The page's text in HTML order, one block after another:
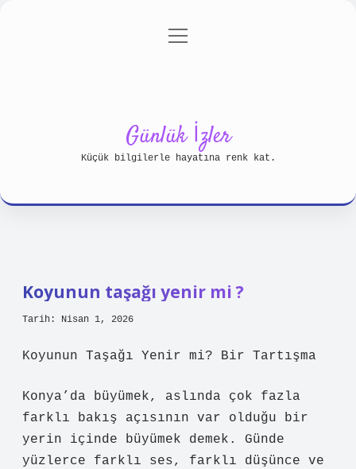
Gizlilik Politikası
menüyü
Günlük İzler
Küçük bilgilerle hayatına renk kat.
Koyunun taşağı yenir mi ?
Tarih: Nisan 1, 2026
Koyunun Taşağı Yenir mi? Bir Tartışma
Konya’da büyümek, aslında çok fazla
farklı bakış açısının var olduğu bir
yerin içinde büyümek demek. Günde
yüzlerce farklı ses, farklı düşünce ve